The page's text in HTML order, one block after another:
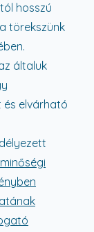
hosszú
törekszünk
általuk
és elvárható